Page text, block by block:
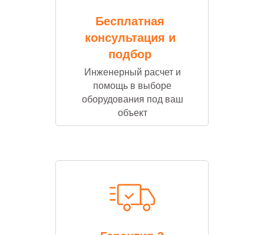
Бесплатная
консультация и
подбор
Инженерный расчет и
помощь в выборе
оборудования под ваш
объект